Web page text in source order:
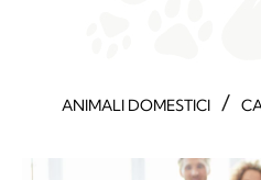
ANIMALI DOMESTICI /